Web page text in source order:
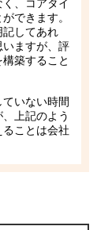
、コアタイ
できます。
記してあれ
ますが、評
築すること
いない時間
上記のよう
ことは会社